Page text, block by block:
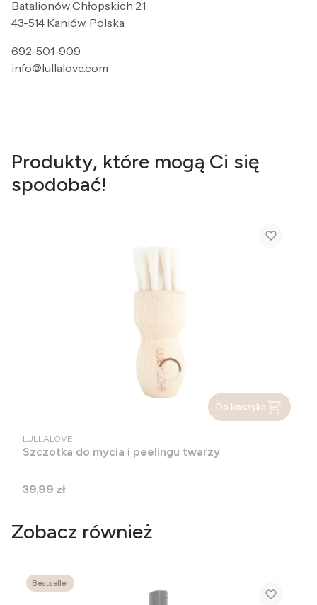
Batalionów Chłopskich 21
43-514 Kaniów, Polska
692-501-909
info@lullalove.com
Produkty, które mogą Ci się
spodobać!
Do koszyka
PRODUCENT
LULLALOVE
Szczotka do mycia i peelingu twarzy
Cena
39,99 zł
Zobacz również
Bestseller